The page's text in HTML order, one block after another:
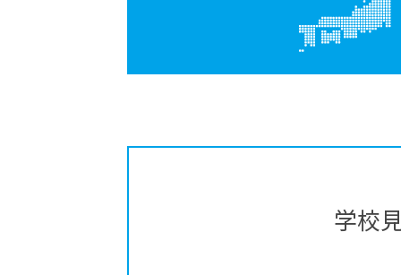
学校